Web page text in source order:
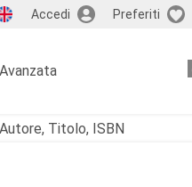
Accedi Preferiti